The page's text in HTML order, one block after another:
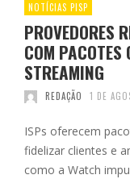
NOTÍCIAS PISP
PROVEDORES
COM PACOTES
STREAMING
REDAÇÃO 1 DE
ISPs oferecem
fidelizar clientes e
como a Watch